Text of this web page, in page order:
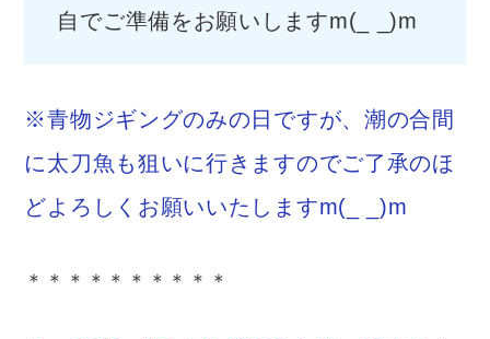
自でご準備をお願いしますm(_ _)m
※青物ジギングのみの日ですが、潮の合間
に太刀魚も狙いに行きますのでご了承のほ
どよろしくお願いいたしますm(_ _)m
＊＊＊＊＊＊＊＊＊＊